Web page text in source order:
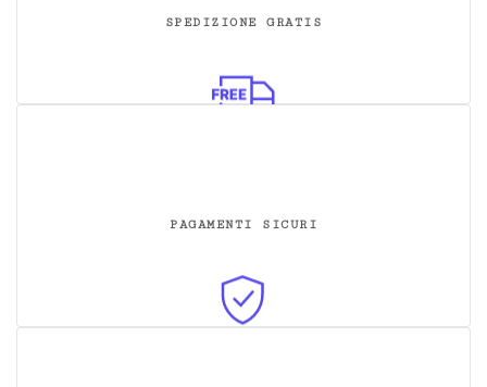
SPEDIZIONE GRATIS
PAGAMENTI SICURI